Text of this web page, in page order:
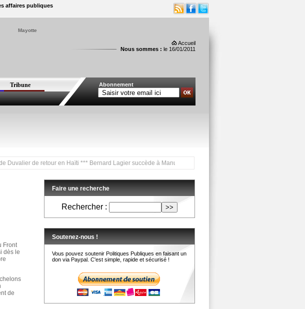
affaires publiques
Accueil
Nous sommes : le 16/01/2011
Mayotte
Abonnement
Tribune
de retour en Haïti *** Bernard Lagier succède à Manuel Césaire à la tête de l'Atrium ***
Front
dès le
de
Faire une recherche
Rechercher :
Soutenez-nous !
Vous pouvez soutenir Politiques Publiques en faisant un
don via Paypal. C'est simple, rapide et sécurisé !